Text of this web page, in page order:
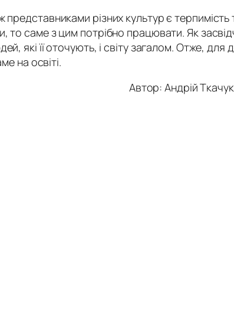
різних культур є
то саме з цим потрібно працювати. Як
які її оточують, і світу загалом. Отже, для
на освіті.
Автор: Андрій